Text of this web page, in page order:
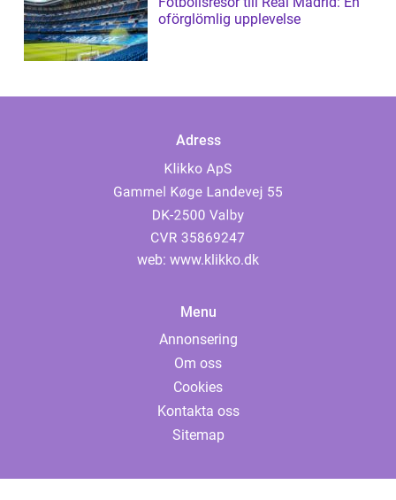
oförglömlig upplevelse
Adress
web: www.klikko.dk
Menu
Annonsering
Om oss
Cookies
Kontakta oss
Sitemap